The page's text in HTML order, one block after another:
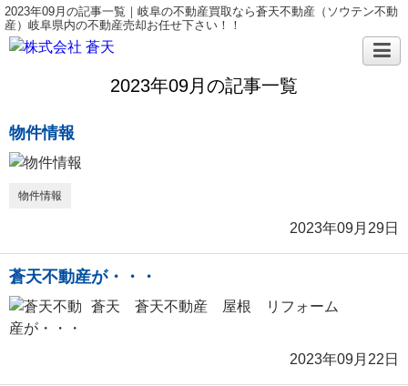
2023年09月の記事一覧｜岐阜の不動産買取なら蒼天不動産（ソウテン不動
産）岐阜県内の不動産売却お任せ下さい！！
2023年09月の記事一覧
物件情報
物件情報
2023年09月29日
蒼天不動産が・・・
蒼天 蒼天不動産 屋根 リフォーム
2023年09月22日